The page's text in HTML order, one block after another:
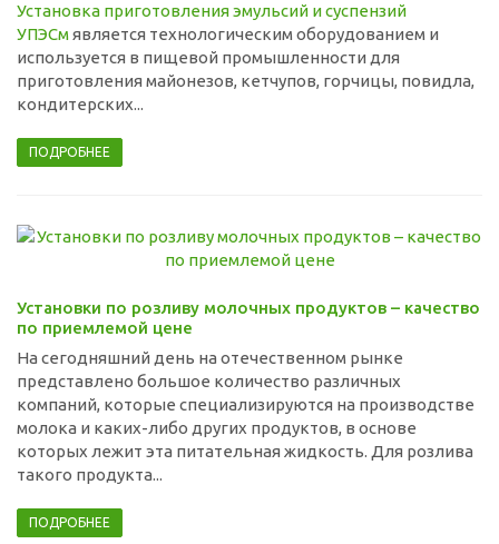
Установка приготовления эмульсий и суспензий
УПЭСмявляется технологическим оборудованием и
используется в пищевой промышленности для
приготовления майонезов, кетчупов, горчицы, повидла,
кондитерских...
ПОДРОБНЕЕ
Установки по розливу молочных продуктов – качество
по приемлемой цене
На сегодняшний день на отечественном рынке
представлено большое количество различных
компаний, которые специализируются на производстве
молока и каких-либо других продуктов, в основе
которых лежит эта питательная жидкость. Для розлива
такого продукта...
ПОДРОБНЕЕ